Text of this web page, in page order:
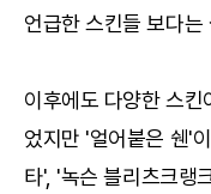
언급한 스킨들 보다
이후에도 다양한 스
었지만 '얼어붙은 쉔'
타', '녹슨 블리츠크랭